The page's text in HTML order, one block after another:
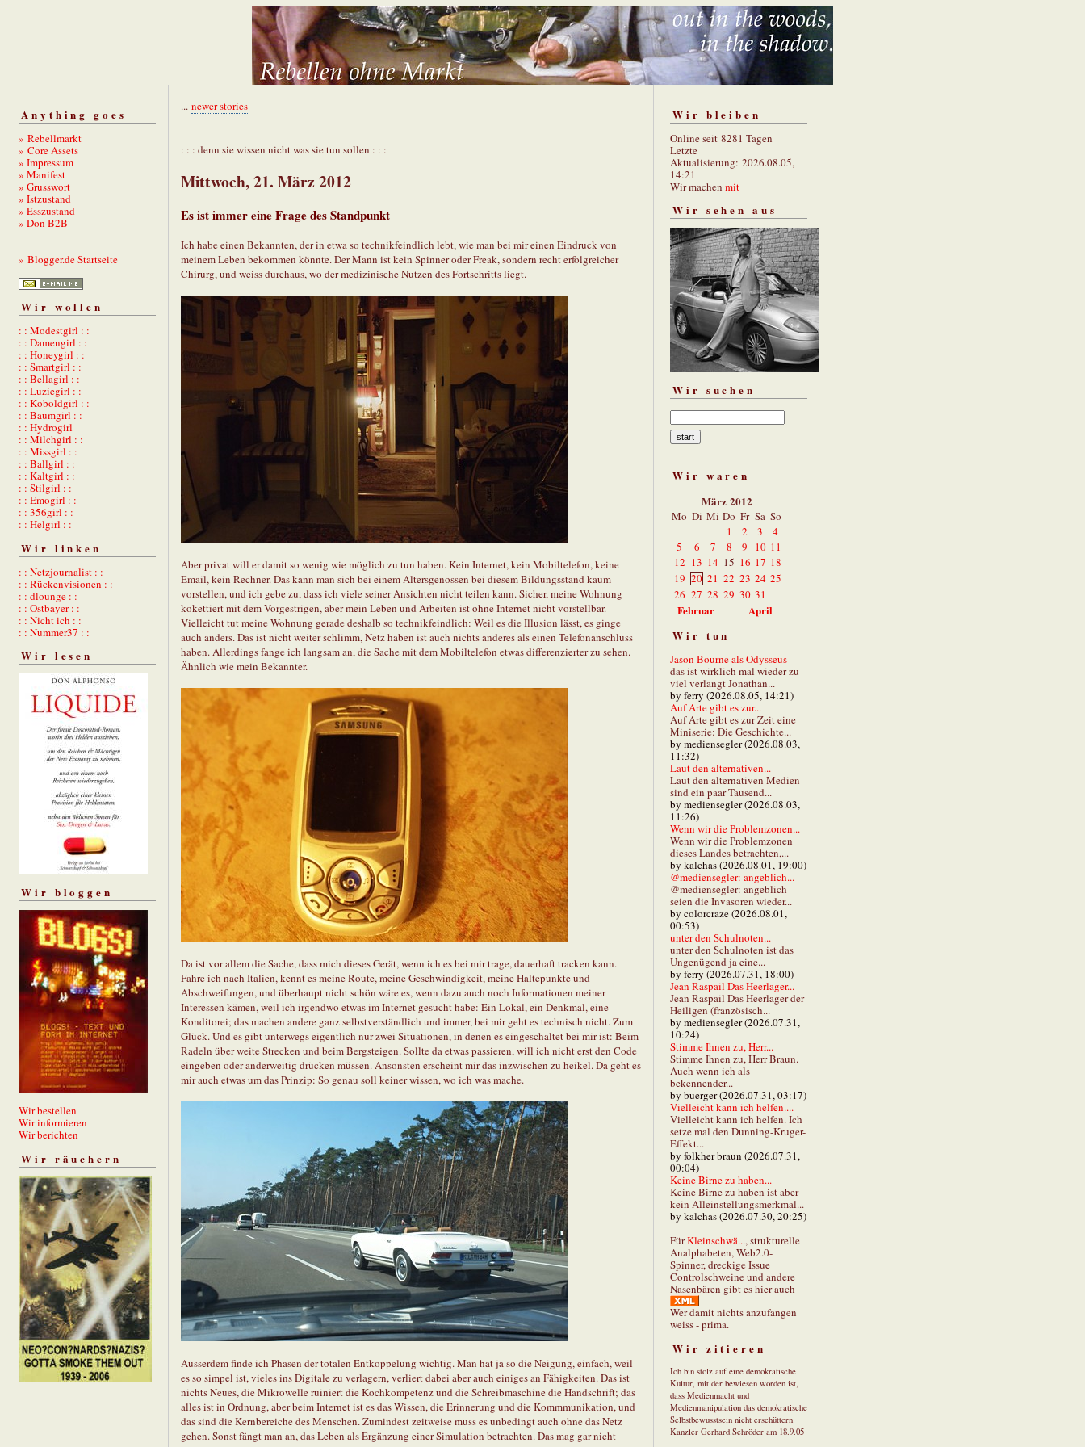
Anything goes
» Rebellmarkt
» Core Assets
» Impressum
» Manifest
» Grusswort
» Istzustand
» Esszustand
» Don B2B
» Blogger.de Startseite
Wir wollen
: : Modestgirl : :
: : Damengirl : :
: : Honeygirl : :
: : Smartgirl : :
: : Bellagirl : :
: : Luziegirl : :
: : Koboldgirl : :
: : Baumgirl : :
: : Hydrogirl
: : Milchgirl : :
: : Missgirl : :
: : Ballgirl : :
: : Kaltgirl : :
: : Stilgirl : :
: : Emogirl : :
: : 356girl : :
: : Helgirl : :
Wir linken
: : Netzjournalist : :
: : Rückenvisionen : :
: : dlounge : :
: : Ostbayer : :
: : Nicht ich : :
: : Nummer37 : :
Wir lesen
Wir bloggen
Wir bestellen
Wir informieren
Wir berichten
Wir räuchern
... newer stories
: : : denn sie wissen nicht was sie tun sollen : : :
Mittwoch, 21. März 2012
Es ist immer eine Frage des Standpunkt
Ich habe einen Bekannten, der in etwa so technikfeindlich lebt, wie man bei mir einen Eindruck von
meinem Leben bekommen könnte. Der Mann ist kein Spinner oder Freak, sondern recht erfolgreicher
Chirurg, und weiss durchaus, wo der medizinische Nutzen des Fortschritts liegt.
Aber privat will er damit so wenig wie möglich zu tun haben. Kein Internet, kein Mobiltelefon, keine
Email, kein Rechner. Das kann man sich bei einem Altersgenossen bei diesem Bildungsstand kaum
vorstellen, und ich gebe zu, dass ich viele seiner Ansichten nicht teilen kann. Sicher, meine Wohnung
kokettiert mit dem Vorgestrigen, aber mein Leben und Arbeiten ist ohne Internet nicht vorstellbar.
Vielleicht tut meine Wohnung gerade deshalb so technikfeindlich: Weil es die Illusion lässt, es ginge
auch anders. Das ist nicht weiter schlimm, Netz haben ist auch nichts anderes als einen Telefonanschluss
haben. Allerdings fange ich langsam an, die Sache mit dem Mobiltelefon etwas differenzierter zu sehen.
Ähnlich wie mein Bekannter.
Da ist vor allem die Sache, dass mich dieses Gerät, wenn ich es bei mir trage, dauerhaft tracken kann.
Fahre ich nach Italien, kennt es meine Route, meine Geschwindigkeit, meine Haltepunkte und
Abschweifungen, und überhaupt nicht schön wäre es, wenn dazu auch noch Informationen meiner
Interessen kämen, weil ich irgendwo etwas im Internet gesucht habe: Ein Lokal, ein Denkmal, eine
Konditorei; das machen andere ganz selbstverständlich und immer, bei mir geht es technisch nicht. Zum
Glück. Und es gibt unterwegs eigentlich nur zwei Situationen, in denen es eingeschaltet bei mir ist: Beim
Radeln über weite Strecken und beim Bergsteigen. Sollte da etwas passieren, will ich nicht erst den Code
eingeben oder anderweitig drücken müssen. Ansonsten erscheint mir das inzwischen zu heikel. Da geht es
mir auch etwas um das Prinzip: So genau soll keiner wissen, wo ich was mache.
Ausserdem finde ich Phasen der totalen Entkoppelung wichtig. Man hat ja so die Neigung, einfach, weil
es so simpel ist, vieles ins Digitale zu verlagern, verliert dabei aber auch einiges an Fähigkeiten. Das ist
nichts Neues, die Mikrowelle ruiniert die Kochkompetenz und die Schreibmaschine die Handschrift; das
alles ist in Ordnung, aber beim Internet ist es das Wissen, die Erinnerung und die Kommmunikation, und
das sind die Kernbereiche des Menschen. Zumindest zeitweise muss es unbedingt auch ohne das Netz
gehen. Sonst fängt man an, das Leben als Ergänzung einer Simulation betrachten. Das mag gar nicht
Wir bleiben
Online seit 8281 Tagen
Letzte
Aktualisierung: 2026.08.05,
14:21
Wir machen mit
Wir sehen aus
Wir suchen
Wir waren
März 2012
Mo Di Mi Do Fr Sa So
1
2 3
4
5
6 7 8 9 10 11
12 13 14 15 16 17 18
19 20 21 22 23 24 25
26 27 28 29 30 31
Februar
April
Wir tun
Jason Bourne als Odysseus
das ist wirklich mal wieder zu
viel verlangt Jonathan...
by ferry (2026.08.05, 14:21)
Auf Arte gibt es zur...
Auf Arte gibt es zur Zeit eine
Miniserie: Die Geschichte...
by mediensegler (2026.08.03,
11:32)
Laut den alternativen...
Laut den alternativen Medien
sind ein paar Tausend...
by mediensegler (2026.08.03,
11:26)
Wenn wir die Problemzonen...
Wenn wir die Problemzonen
dieses Landes betrachten,...
by kalchas (2026.08.01, 19:00)
@mediensegler: angeblich...
@mediensegler: angeblich
seien die Invasoren wieder...
by colorcraze (2026.08.01,
00:53)
unter den Schulnoten...
unter den Schulnoten ist das
Ungenügend ja eine...
by ferry (2026.07.31, 18:00)
Jean Raspail Das Heerlager...
Jean Raspail Das Heerlager der
Heiligen (französisch...
by mediensegler (2026.07.31,
10:24)
Stimme Ihnen zu, Herr...
Stimme Ihnen zu, Herr Braun.
Auch wenn ich als
bekennender...
by buerger (2026.07.31, 03:17)
Vielleicht kann ich helfen....
Vielleicht kann ich helfen. Ich
setze mal den Dunning-Kruger-
Effekt...
by folkher braun (2026.07.31,
00:04)
Keine Birne zu haben...
Keine Birne zu haben ist aber
kein Alleinstellungsmerkmal...
by kalchas (2026.07.30, 20:25)
FürKleinschwä..., strukturelle
Analphabeten, Web2.0-
Spinner, dreckige Issue
Controlschweine und andere
Nasenbären gibt es hier auch
Wer damit nichts anzufangen
weiss - prima.
Wir zitieren
Ich bin stolz auf eine demokratische
Kultur, mit der bewiesen worden ist,
dass Medienmacht und
Medienmanipulation das demokratische
Selbstbewusstsein nicht erschüttern
Kanzler Gerhard Schröder am 18.9.05